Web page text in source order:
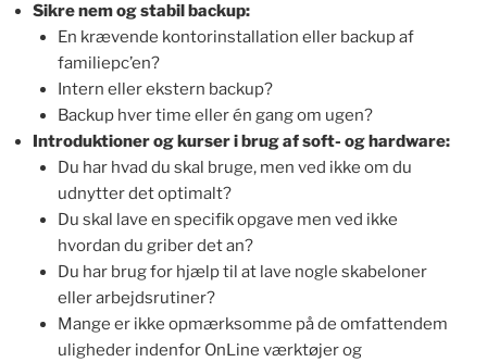
Sikre nem og stabil backup:
En krævende kontorinstallation eller backup af
familiepc’en?
Intern eller ekstern backup?
Backup hver time eller én gang om ugen?
Introduktioner og kurser i brug af soft- og hardware:
Du har hvad du skal bruge, men ved ikke om du
udnytter det optimalt?
Du skal lave en specifik opgave men ved ikke
hvordan du griber det an?
Du har brug for hjælp til at lave nogle skabeloner
eller arbejdsrutiner?
Mange er ikke opmærksomme på de omfattendem
uligheder indenfor OnLine værktøjer og